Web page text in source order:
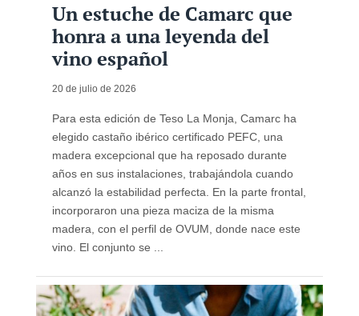
Un estuche de Camarc que
honra a una leyenda del
vino español
20 de julio de 2026
Para esta edición de Teso La Monja, Camarc ha
elegido castaño ibérico certificado PEFC, una
madera excepcional que ha reposado durante
años en sus instalaciones, trabajándola cuando
alcanzó la estabilidad perfecta. En la parte frontal,
incorporaron una pieza maciza de la misma
madera, con el perfil de OVUM, donde nace este
vino. El conjunto se ...